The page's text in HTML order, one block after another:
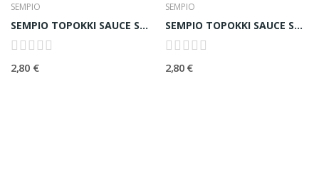
SEMPIO
SEMPIO TOPOKKI SAUCE SPICY 매콤 떡볶이소스 (SALSA...
2,80 €
SEMPIO
SEMPIO TOPOKKI SAUCE SWEET 달콤 떡볶이소스 (SALSA...
2,80 €